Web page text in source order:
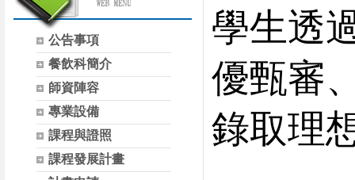
公告事項
餐飲科簡介
師資陣容
專業設備
課程與證照
課程發展計畫
學生透
優甄審
錄取理